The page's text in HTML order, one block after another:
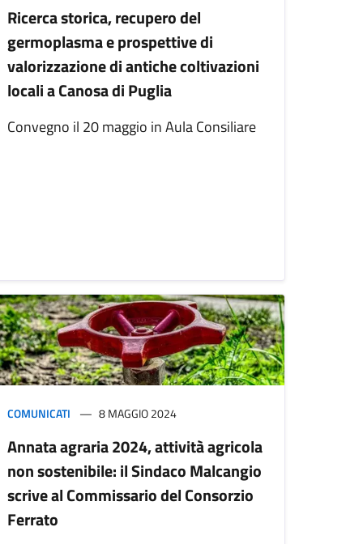
Ricerca storica, recupero del
germoplasma e prospettive di
valorizzazione di antiche coltivazioni
locali a Canosa di Puglia
Convegno il 20 maggio in Aula Consiliare
COMUNICATI 8 MAGGIO 2024
Annata agraria 2024, attività agricola
non sostenibile: il Sindaco Malcangio
scrive al Commissario del Consorzio
Ferrato